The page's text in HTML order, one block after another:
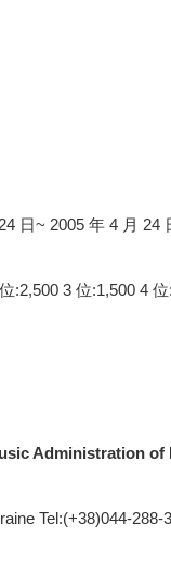
日~ 2005 年 4 月 24
:2,500 3 位:1,500 4
Administration
Tel:(+38)044-